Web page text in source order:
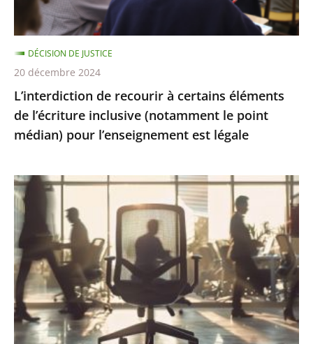
inclusive
(notamment
le
point
médian)
pour
l’enseignement
légale
L’interdiction de recourir à certains éléments
de l’écriture inclusive (notamment le point
médian) pour l’enseignement est légale
DÉCISION DE JUSTICE
20 décembre 2024
Présomption
de
démission
en
cas
d’abandon
de
poste
: